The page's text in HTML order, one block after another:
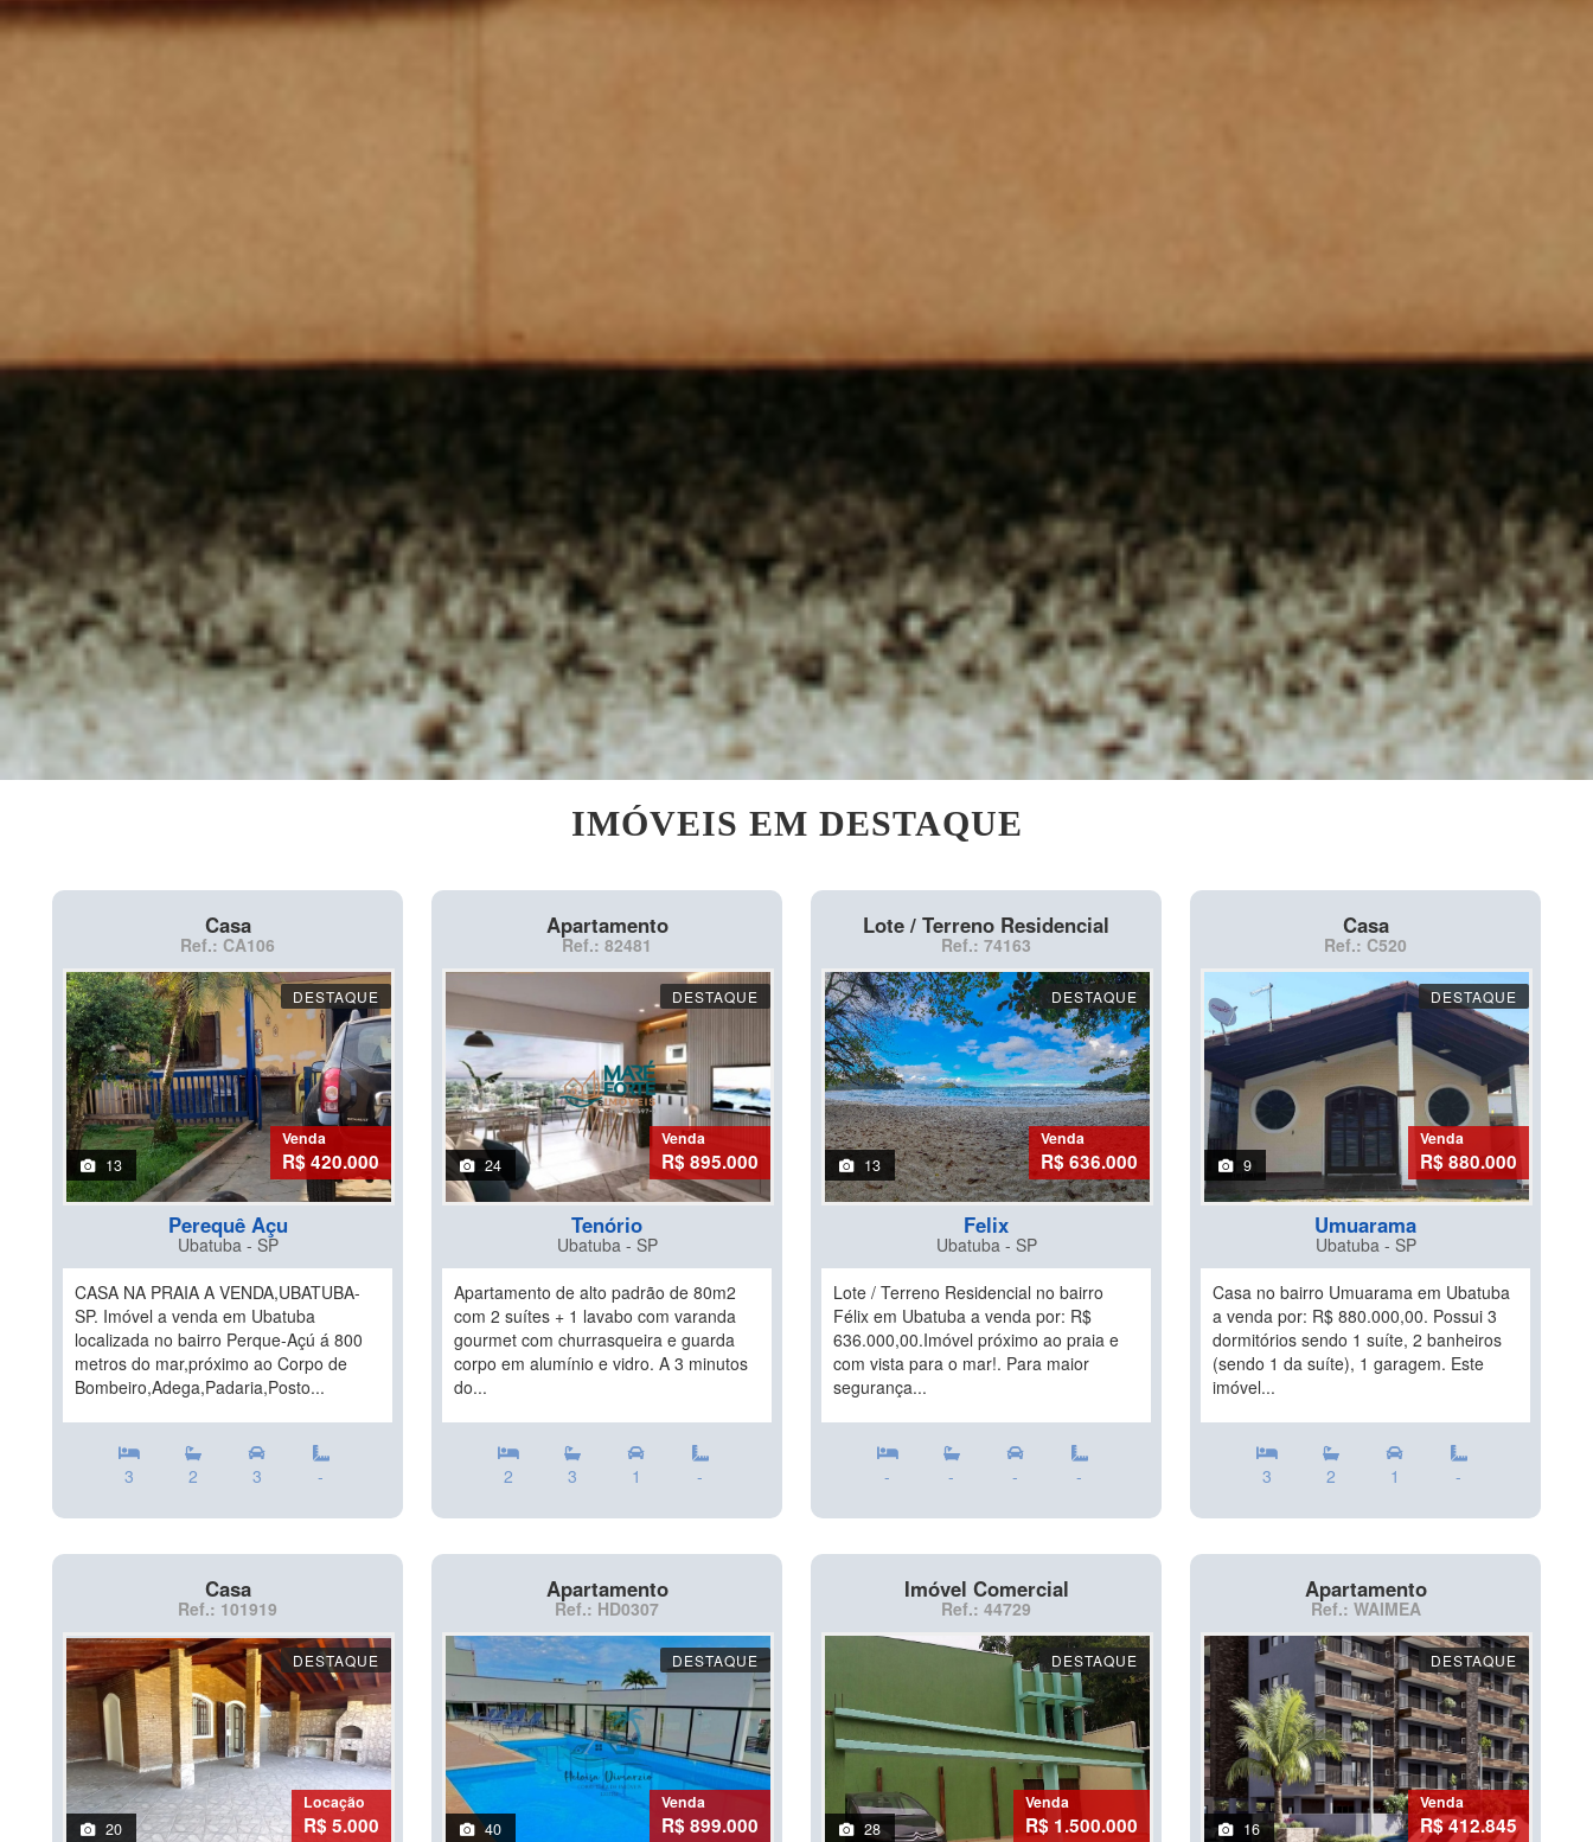
IMÓVEIS EM DESTAQUE
Casa
Ref.: CA106
DESTAQUE
13
Venda
R$ 420.000
Perequê Açu
Ubatuba - SP
CASA NA PRAIA A VENDA,UBATUBA-
SP. Imóvel a venda em Ubatuba
localizada no bairro Perque-Açú á 800
metros do mar,próximo ao Corpo de
Bombeiro,Adega,Padaria,Posto...
3 2 3 -
Apartamento
Ref.: 82481
DESTAQUE
24
Venda
R$ 895.000
Tenório
Ubatuba - SP
Apartamento de alto padrão de 80m2
com 2 suítes + 1 lavabo com varanda
gourmet com churrasqueira e guarda
corpo em alumínio e vidro. A 3 minutos
do...
2 3 1 -
Lote / Terreno Residencial
Ref.: 74163
DESTAQUE
13
Venda
R$ 636.000
Felix
Ubatuba - SP
Lote / Terreno Residencial no bairro
Félix em Ubatuba a venda por: R$
636.000,00.Imóvel próximo ao praia e
com vista para o mar!. Para maior
segurança...
- - - -
Casa
Ref.: C520
DESTAQUE
9
Venda
R$ 880.000
Umuarama
Ubatuba - SP
Casa no bairro Umuarama em Ubatuba
a venda por: R$ 880.000,00. Possui 3
dormitórios sendo 1 suíte, 2 banheiros
(sendo 1 da suíte), 1 garagem. Este
imóvel...
3 2 1 -
Casa
Ref.: 101919
DESTAQUE
20
Locação
R$ 5.000
Apartamento
Ref.: HD0307
DESTAQUE
40
Venda
R$ 899.000
Imóvel Comercial
Ref.: 44729
DESTAQUE
28
Venda
R$ 1.500.000
Apartamento
Ref.: WAIMEA
DESTAQUE
16
Venda
R$ 412.845